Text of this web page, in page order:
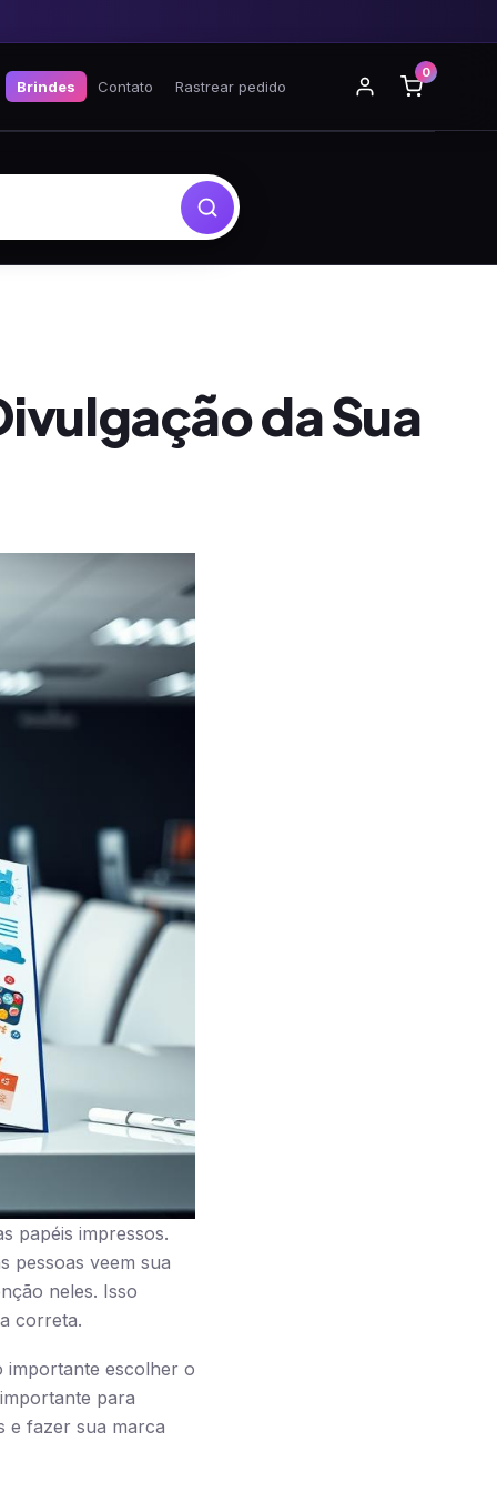
Brindes Contato Rastrear pedido
0
da Sua
papéis impressos.
pessoas veem sua
neles. Isso
correta.
importante escolher o
para
e fazer sua marca